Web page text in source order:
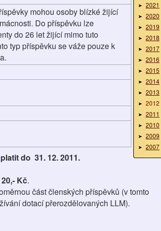
2021
2020
2019
2018
2017
2016
2015
2014
2013
2012
2011
2010
2009
2007
mohou osoby blízké žijící
Do příspěvku lze
do 26 let žijící mimo tuto
typ příspěvku se váže pouze k
do 31. 12. 2011.
Kč.
část členských příspěvků (v tomto
dotací přerozdělovaných LLM).